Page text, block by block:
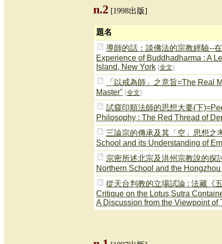
n.2 [1998出版]
題名
導師的話：談佛法的宗教經驗--
Experience of Buddhadharma : A
Island, New York [全文]
「以戒為師」之意旨=The Real
Master" [全文]
試窺印順法師的思想大要(下
Philosophy : The Red Thread of
三論宗的傳承及其「空」思想之
School and its Understanding of
宗密所述北宗及洪州宗教說的探
Northern School and the
從天台判教的立場試論 : 法藏《
Critique on the Lotus Sutra
A Discussion from the Viewpoint of